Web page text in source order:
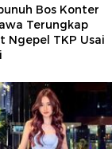
Bos Konter
Terungkap
Ngepel TKP Usai